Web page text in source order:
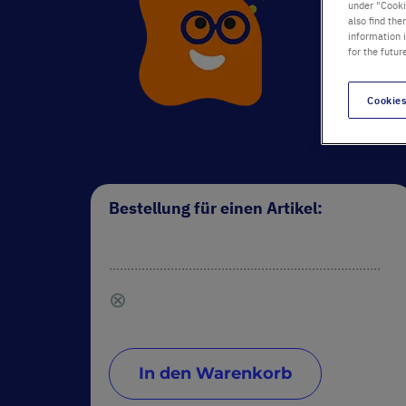
Liste
Bestellung für einen Artikel:
...........................................................................
⊗
In den Warenkorb
under
also find
information
for the